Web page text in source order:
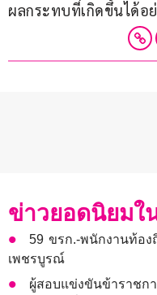
ผลกระทบที่เกิดขึ้นได้อ
ข่าวยอดนิยมใ
59 ขรก.-พนักงานท้อง
เพชรบูรณ์
ผู้สอบแข่งขันข้าราชก